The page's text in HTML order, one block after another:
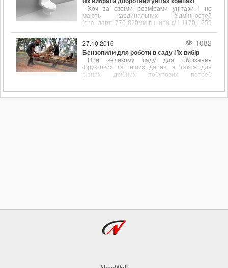
Хоч за своїми розмірами унітази і не
мають кардинальних відмінностей
(стандарт: 770-820мм в ширину і 1170-1259
розміром потрібно враховувати.
27.10.2016 1082
Бензопили для роботи в саду і їх вибір
При великому саду для обрізання
фруктових та інших дерев, а також для
різних дрібних побутових потреб
для майбутнього паркану дуже до речі